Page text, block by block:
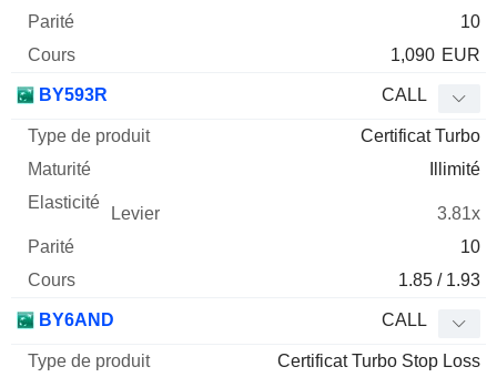
10
1,090 EUR
BY593R CALL
Certificat Turbo
Illimité
3.81x
10
1.85 / 1.93
BY6AND CALL
Certificat Turbo Stop Loss